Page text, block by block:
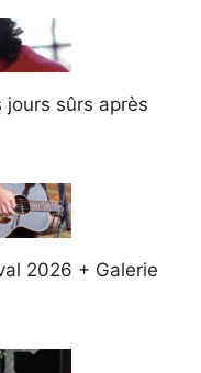
sûrs après
2026 + Galerie